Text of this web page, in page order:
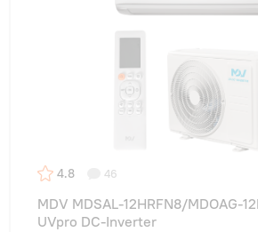
4.8 46
MDV MDSAL-12HRFN8/MDOAG-
UVpro DC-Inverter